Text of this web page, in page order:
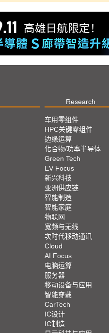
Research
车用零组件
HPC关键零组件
边缘运算
化合物/功率半导体
Green Tech
EV Focus
新兴科技
亚洲供应链
智能制造
智能家庭
物联网
宽频与无线
次时代移动通讯
Cloud
AI Focus
电脑运算
服务器
移动设备与应用
智能穿戴
CarTech
IC设计
IC制造